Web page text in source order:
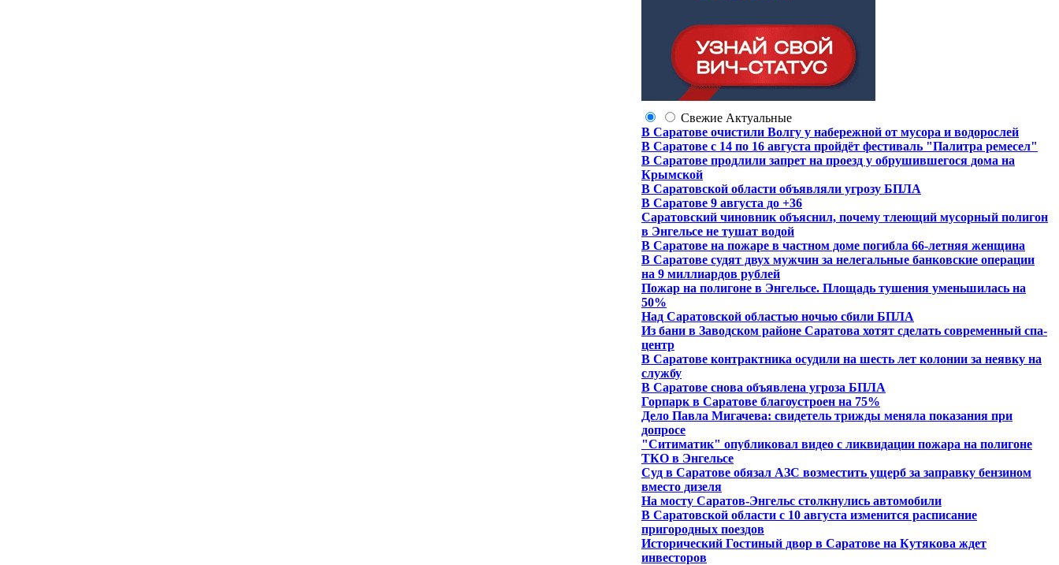
Свежие Актуальные
В Саратове очистили Волгу у набережной от мусора и водорослей
В Саратове с 14 по 16 августа пройдёт фестиваль "Палитра ремесел"
В Саратове продлили запрет на проезд у обрушившегося дома на
Крымской
В Саратовской области объявляли угрозу БПЛА
В Саратове 9 августа до +36
Саратовский чиновник объяснил, почему тлеющий мусорный полигон
в Энгельсе не тушат водой
В Саратове на пожаре в частном доме погибла 66-летняя женщина
В Саратове судят двух мужчин за нелегальные банковские операции
на 9 миллиардов рублей
Пожар на полигоне в Энгельсе. Площадь тушения уменьшилась на
50%
Над Саратовской областью ночью сбили БПЛА
Из бани в Заводском районе Саратова хотят сделать современный спа-
центр
В Саратове контрактника осудили на шесть лет колонии за неявку на
службу
В Саратове снова объявлена угроза БПЛА
Горпарк в Саратове благоустроен на 75%
Дело Павла Мигачева: свидетель трижды меняла показания при
допросе
"Ситиматик" опубликовал видео с ликвидации пожара на полигоне
ТКО в Энгельсе
Суд в Саратове обязал АЗС возместить ущерб за заправку бензином
вместо дизеля
На мосту Саратов-Энгельс столкнулись автомобили
В Саратовской области с 10 августа изменится расписание
пригородных поездов
Исторический Гостиный двор в Саратове на Кутякова ждет
инвесторов